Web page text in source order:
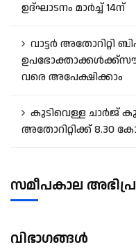
ഉദ്ഘാടനം മാർച്ച് 14ന്
വാട്ടർ അതോറിറ്റി
വരെ അപേക്ഷിക്കാം
കുടിവെള്ള ചാർജ്
അതോറിറ്റിക്ക് 8.30
സമീപകാല
വിഭാഗങ്ങൾ